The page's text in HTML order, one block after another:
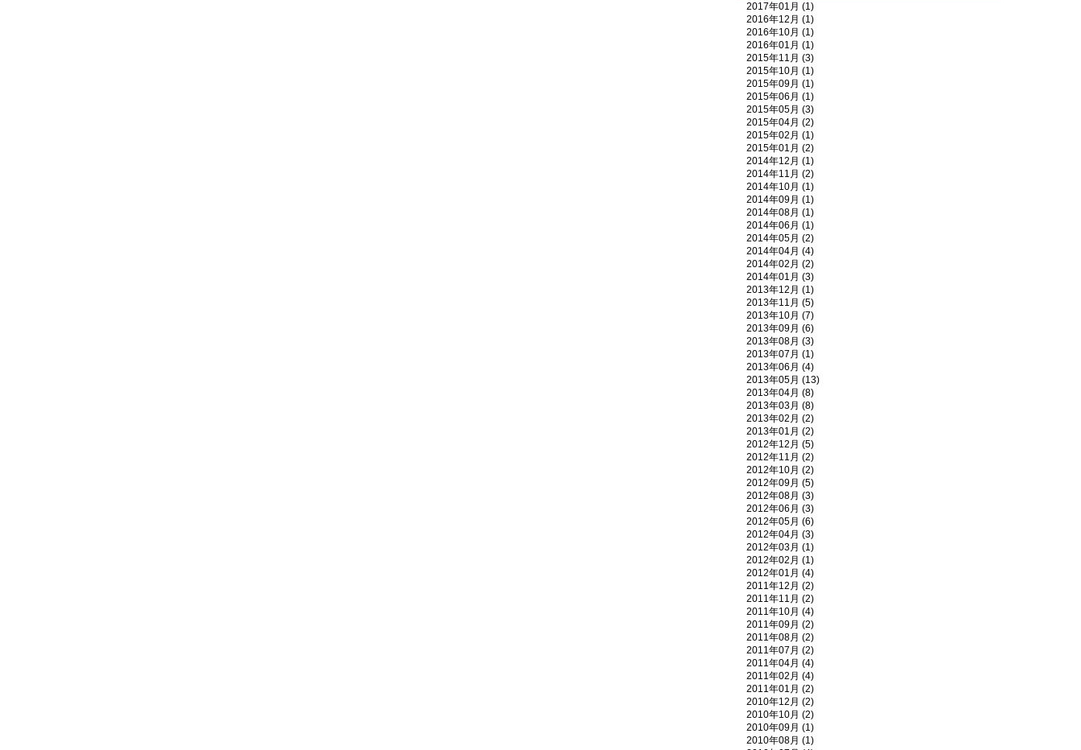
2017年01月 (1)
2016年12月 (1)
2016年10月 (1)
2016年01月 (1)
2015年11月 (3)
2015年10月 (1)
2015年09月 (1)
2015年06月 (1)
2015年05月 (3)
2015年04月 (2)
2015年02月 (1)
2015年01月 (2)
2014年12月 (1)
2014年11月 (2)
2014年10月 (1)
2014年09月 (1)
2014年08月 (1)
2014年06月 (1)
2014年05月 (2)
2014年04月 (4)
2014年02月 (2)
2014年01月 (3)
2013年12月 (1)
2013年11月 (5)
2013年10月 (7)
2013年09月 (6)
2013年08月 (3)
2013年07月 (1)
2013年06月 (4)
2013年05月 (13)
2013年04月 (8)
2013年03月 (8)
2013年02月 (2)
2013年01月 (2)
2012年12月 (5)
2012年11月 (2)
2012年10月 (2)
2012年09月 (5)
2012年08月 (3)
2012年06月 (3)
2012年05月 (6)
2012年04月 (3)
2012年03月 (1)
2012年02月 (1)
2012年01月 (4)
2011年12月 (2)
2011年11月 (2)
2011年10月 (4)
2011年09月 (2)
2011年08月 (2)
2011年07月 (2)
2011年04月 (4)
2011年02月 (4)
2011年01月 (2)
2010年12月 (2)
2010年10月 (2)
2010年09月 (1)
2010年08月 (1)